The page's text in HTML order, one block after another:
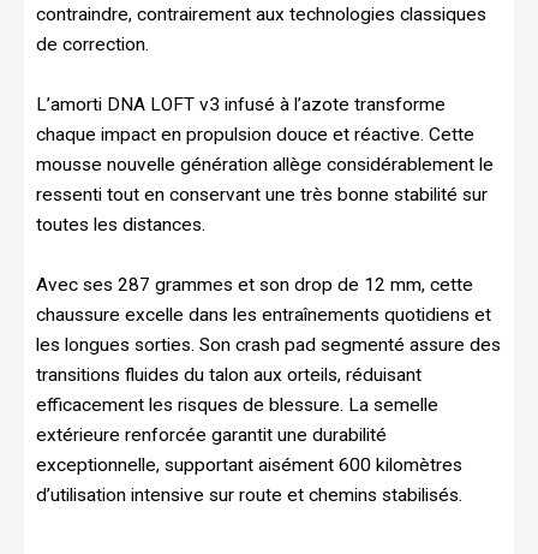
contraindre, contrairement aux technologies classiques
de correction.
L’amorti DNA LOFT v3 infusé à l’azote transforme
chaque impact en propulsion douce et réactive. Cette
mousse nouvelle génération allège considérablement le
ressenti tout en conservant une très bonne stabilité sur
toutes les distances.
Avec ses 287 grammes et son drop de 12 mm, cette
chaussure excelle dans les entraînements quotidiens et
les longues sorties. Son crash pad segmenté assure des
transitions fluides du talon aux orteils, réduisant
efficacement les risques de blessure. La semelle
extérieure renforcée garantit une durabilité
exceptionnelle, supportant aisément 600 kilomètres
d’utilisation intensive sur route et chemins stabilisés.